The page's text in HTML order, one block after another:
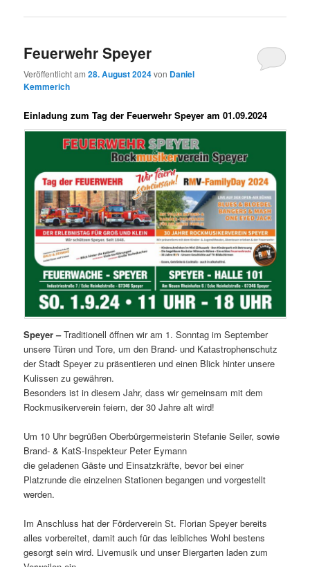
Feuerwehr Speyer
Veröffentlicht am28. August 2024von Daniel
Kemmerich
Einladung zum Tag der Feuerwehr Speyer am 01.09.2024
Speyer –Traditionell öffnen wir am 1. Sonntag im September
unsere Türen und Tore, um den Brand- und Katastrophenschutz
der Stadt Speyer zu präsentieren und einen Blick hinter unsere
Kulissen zu gewähren.
Besonders ist in diesem Jahr, dass wir gemeinsam mit dem
Rockmusikerverein feiern, der 30 Jahre alt wird!
Um 10 Uhr begrüßen Oberbürgermeisterin Stefanie Seiler, sowie
Brand- & KatS-Inspekteur Peter Eymann
die geladenen Gäste und Einsatzkräfte, bevor bei einer
Platzrunde die einzelnen Stationen begangen und vorgestellt
werden.
Im Anschluss hat der Förderverein St. Florian Speyer bereits
alles vorbereitet, damit auch für das leibliches Wohl bestens
gesorgt sein wird. Livemusik und unser Biergarten laden zum